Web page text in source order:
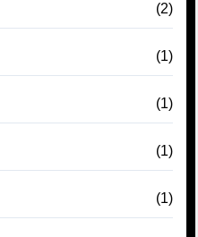
(2)
(1)
(1)
(1)
(1)